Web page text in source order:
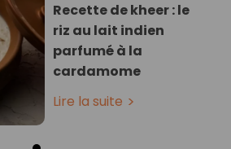
Recette de kheer : le
riz au lait indien
parfumé à la
cardamome
Lire la suite